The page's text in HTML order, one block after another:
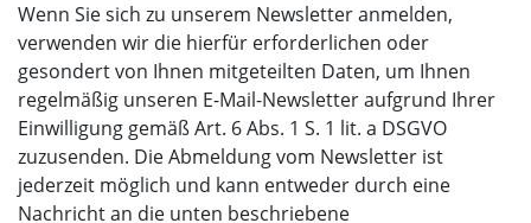
Wenn Sie sich zu unserem Newsletter anmelden,
verwenden wir die hierfür erforderlichen oder
gesondert von Ihnen mitgeteilten Daten, um Ihnen
regelmäßig unseren E-Mail-Newsletter aufgrund Ihrer
Einwilligung gemäß Art. 6 Abs. 1 S. 1 lit. a DSGVO
zuzusenden. Die Abmeldung vom Newsletter ist
jederzeit möglich und kann entweder durch eine
Nachricht an die unten beschriebene